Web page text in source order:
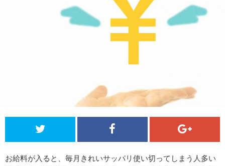
お給料が入ると、毎月きれいサッパリ使い切ってしまう人多い